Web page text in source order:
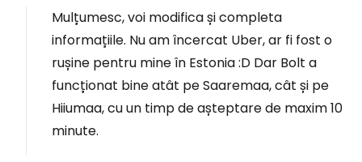
Mulțumesc, voi modifica și completa
informațiile. Nu am încercat Uber, ar fi fost o
rușine pentru mine în Estonia :D Dar Bolt a
funcționat bine atât pe Saaremaa, cât și pe
Hiiumaa, cu un timp de așteptare de maxim 10
minute.